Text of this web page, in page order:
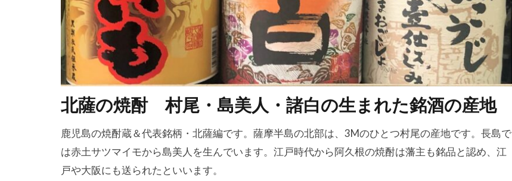
北薩の焼酎 村尾・島美人・諸白の生まれた銘酒の産地
鹿児島の焼酎蔵＆代表銘柄・北薩編です。薩摩半島の北部は、3Mのひとつ村尾の産地です。長島で
は赤土サツマイモから島美人を生んでいます。江戸時代から阿久根の焼酎は藩主も銘品と認め、江
戸や大阪にも送られたといいます。